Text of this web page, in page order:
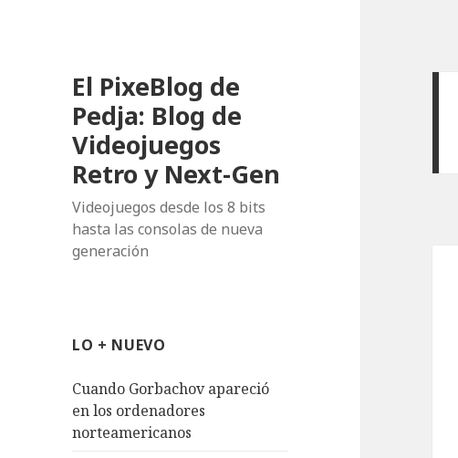
El PixeBlog de
Pedja: Blog de
Videojuegos
Retro y Next-Gen
Videojuegos desde los 8 bits
hasta las consolas de nueva
generación
LO + NUEVO
Cuando Gorbachov apareció
en los ordenadores
norteamericanos